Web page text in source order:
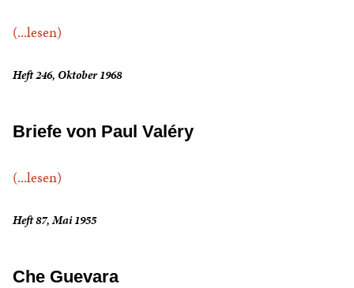
(...lesen)
Heft 246, Oktober 1968
Briefe von Paul Valéry
(...lesen)
Heft 87, Mai 1955
Che Guevara